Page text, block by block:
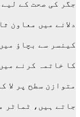
جگر کی صحت کے
دلانے میں معاون
کینسر سے بچاؤ
کا خاتمہ کرنے
متوازن سطح پر لا
جاتے ہیں، ٹماٹر